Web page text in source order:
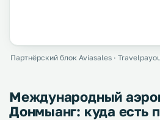
Партнёрский блок Aviasales ·
Международный
Донмыанг: куда есть